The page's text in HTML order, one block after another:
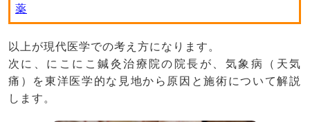
薬
以上が現代医学での考え方になります。
次に、にこにこ鍼灸治療院の院長が、気象病（天気
痛）を東洋医学的な見地から原因と施術について解説
します。